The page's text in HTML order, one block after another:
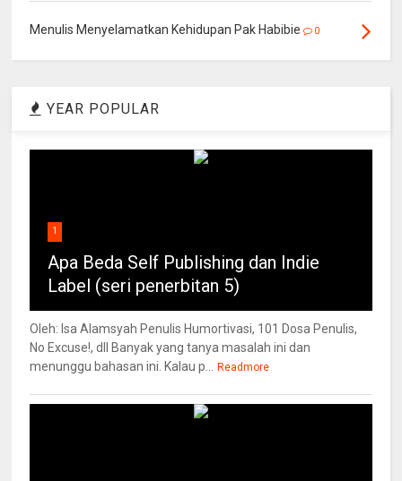
Menulis Menyelamatkan Kehidupan Pak Habibie 0
YEAR POPULAR
1
Apa Beda Self Publishing dan Indie
Label (seri penerbitan 5)
Oleh: Isa Alamsyah Penulis Humortivasi, 101 Dosa Penulis,
No Excuse!, dll Banyak yang tanya masalah ini dan
menunggu bahasan ini. Kalau p... Readmore